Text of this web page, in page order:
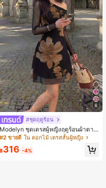
6
#ชุดฤดูร้อน
Modelyn ชุดเดรสผู้หญิงฤดูร้อนผ้าตาข่
ายพิมพ์ลาย คอไม่สมมาตร จับจีบ หรูหร
#2 ขายดี ใน ดอกไม้ เดรสสั้นผู้หญิง
฿316 -4%